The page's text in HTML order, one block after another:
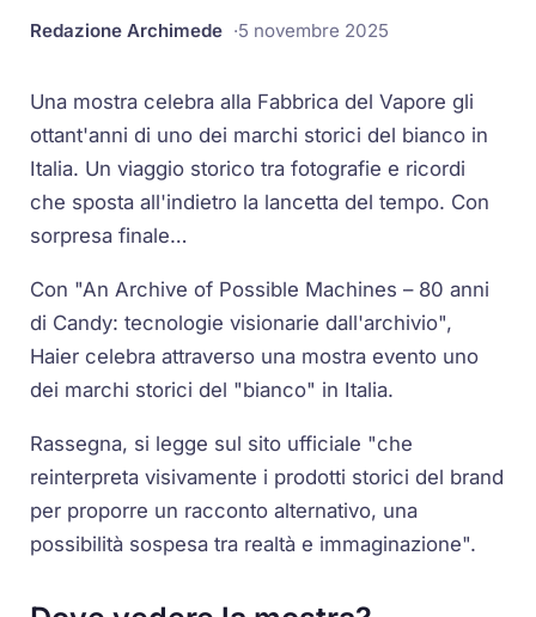
Redazione Archimede 5 novembre 2025
Una mostra celebra alla Fabbrica del Vapore gli
ottant'anni di uno dei marchi storici del bianco in
Italia. Un viaggio storico tra fotografie e ricordi
che sposta all'indietro la lancetta del tempo. Con
sorpresa finale…
Con "An Archive of Possible Machines – 80 anni
di Candy: tecnologie visionarie dall'archivio",
Haier celebra attraverso una mostra evento uno
dei marchi storici del "bianco" in Italia.
Rassegna, si legge sul sito ufficiale "che
reinterpreta visivamente i prodotti storici del brand
per proporre un racconto alternativo, una
possibilità sospesa tra realtà e immaginazione".